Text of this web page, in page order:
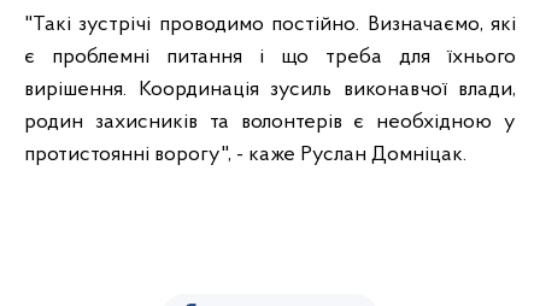
"Такі зустрічі проводимо постійно. Визначаємо, які
є проблемні питання і що треба для їхнього
вирішення. Координація зусиль виконавчої влади,
родин захисників та волонтерів є необхідною у
протистоянні ворогу", - каже Руслан Домніцак.